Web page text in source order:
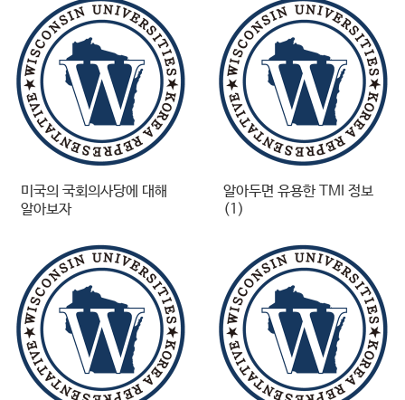
미국의 국회의사당에 대해
알아보자
알아두면 유용한 TMI 정보
(1)